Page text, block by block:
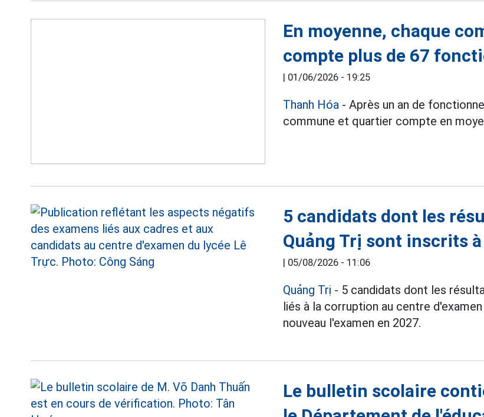
En moyenne, chaque
compte plus de 67
| 01/06/2026 - 19:25
Thanh Hóa - Après un an de
commune et quartier compte en
5 candidats dont les
Quảng Trị sont inscrits
| 05/08/2026 - 11:06
Quảng Trị - 5 candidats dont les
liés à la corruption au centre
nouveau l'examen en 2027.
Le bulletin scolaire